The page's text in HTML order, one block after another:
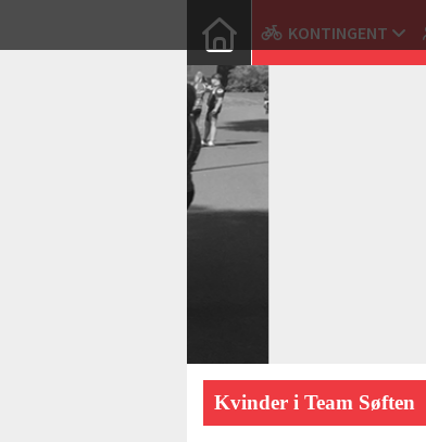
KONTINGENT
Kvinder i Team Søften